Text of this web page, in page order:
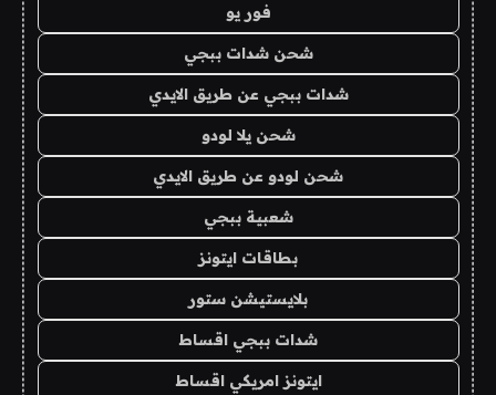
فور يو
شحن شدات ببجي
شدات ببجي عن طريق الايدي
شحن يلا لودو
شحن لودو عن طريق الايدي
شعبية ببجي
بطاقات ايتونز
بلايستيشن ستور
شدات ببجي اقساط
ايتونز امريكي اقساط